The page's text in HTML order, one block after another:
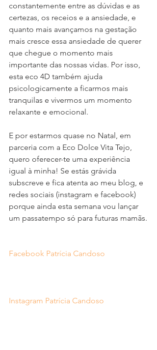
constantemente entre as dúvidas e as
certezas, os receios e a ansiedade, e
quanto mais avançamos na gestação
mais cresce essa ansiedade de querer
que chegue o momento mais
importante das nossas vidas. Por isso,
esta eco 4D também ajuda
psicologicamente a ficarmos mais
tranquilas e vivermos um momento
relaxante e emocional.
E por estarmos quase no Natal, em
parceria com a Eco Dolce Vita Tejo,
quero oferecer-te uma experiência
igual à minha! Se estás grávida
subscreve e fica atenta ao meu blog, e
redes sociais (instagram e facebook)
porque ainda esta semana vou lançar
um passatempo só para futuras mamãs.
Facebook Patrícia Candoso
Instagram Patrícia Candoso